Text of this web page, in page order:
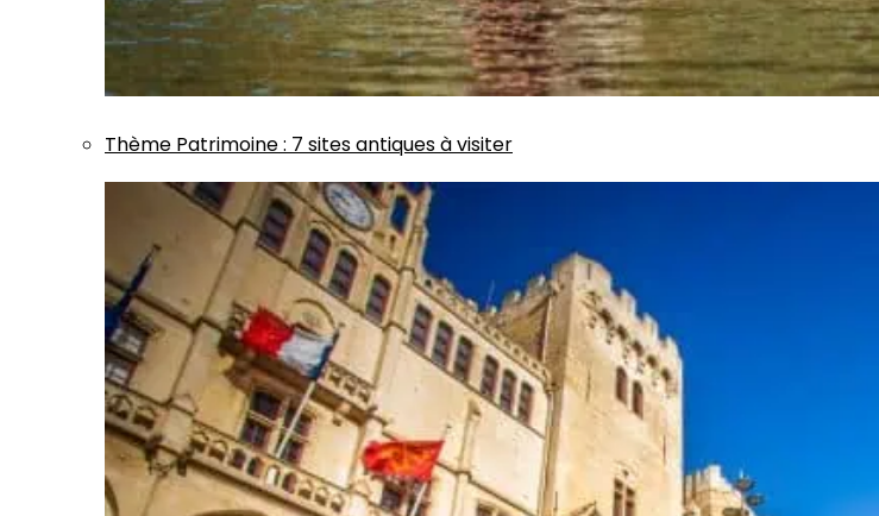
Thème Patrimoine: 7 sites antiques à visiter